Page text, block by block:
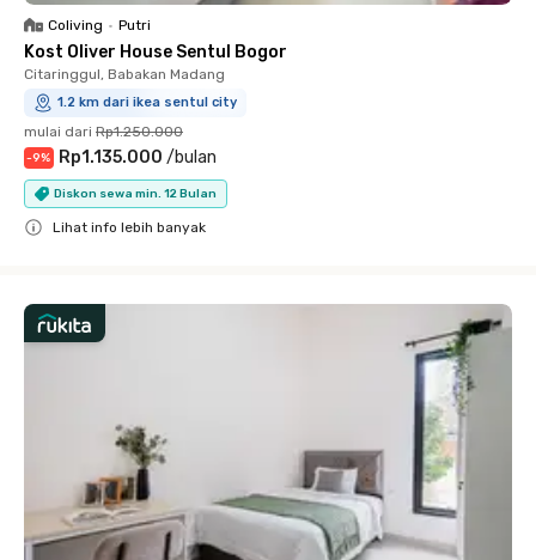
Coliving • Putri
Kost Oliver House Sentul Bogor
Citaringgul, Babakan Madang
1.2 km dari ikea sentul city
mulai dari Rp1.250.000
-9% Rp1.135.000 /bulan
Diskon sewa min. 12 Bulan
Lihat info lebih banyak